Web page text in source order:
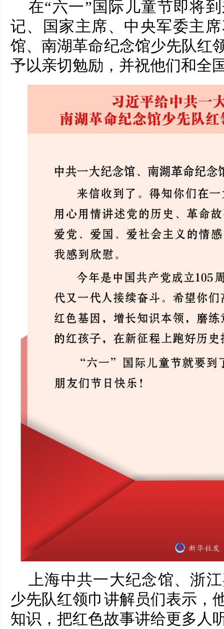
在“六一”国际儿童节即将
记、国家主席、中央军委主
馆、南湖革命纪念馆少先队红
予以亲切勉励，并祝他们和全
上海中共一大纪念馆、浙
少先队红领巾讲解员们表示，
知识，把红色故事讲给更多人